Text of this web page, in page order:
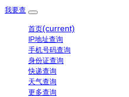
我要查
首页(current)
IP地址查询
手机号码查询
身份证查询
快递查询
天气查询
更多查询